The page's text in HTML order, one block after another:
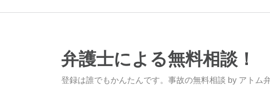
弁護士による無料相談！
登録は誰でもかんたんです。事故の無料相談 by アトム